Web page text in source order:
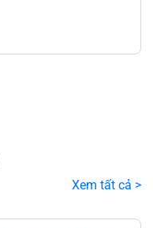
Xem tất cả >